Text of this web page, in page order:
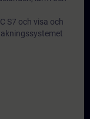
S7 och visa och